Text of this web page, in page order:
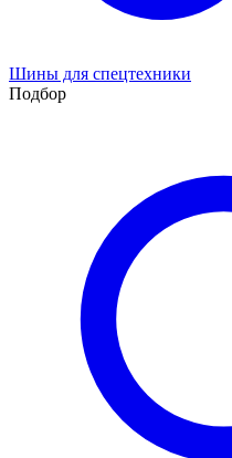
Шины для спецтехники
Подбор